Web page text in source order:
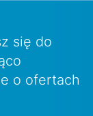
się do
o ofertach